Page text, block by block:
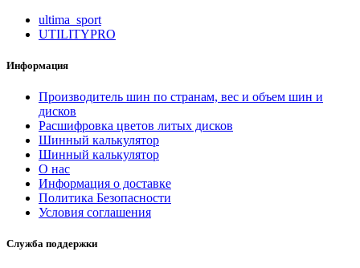
ultima_sport
UTILITYPRO
Информация
Производитель шин по странам, вес и объем шин и
дисков
Расшифровка цветов литых дисков
Шинный калькулятор
Шинный калькулятор
О нас
Информация о доставке
Политика Безопасности
Условия соглашения
Служба поддержки